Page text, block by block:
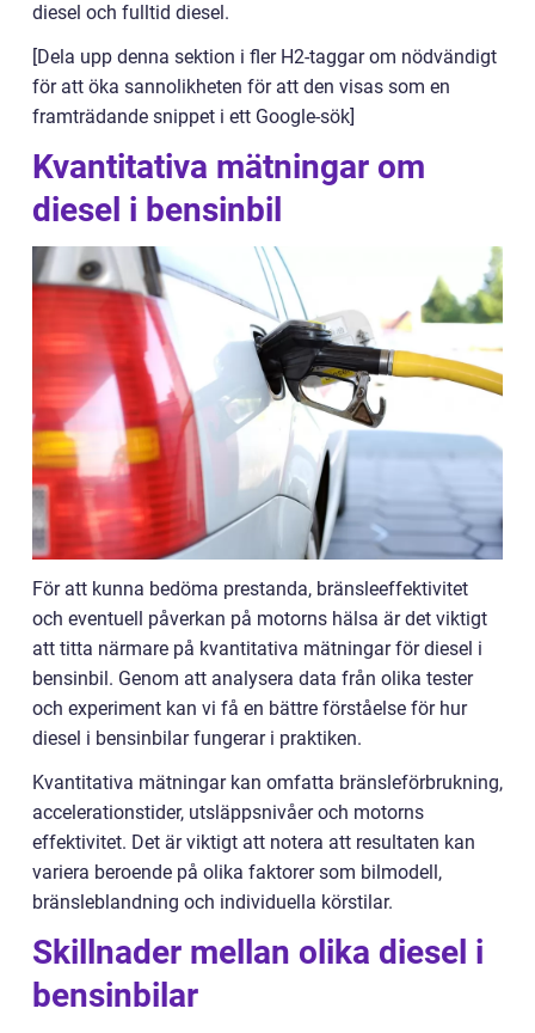
diesel och fulltid diesel.
[Dela upp denna sektion i fler H2-taggar om nödvändigt
för att öka sannolikheten för att den visas som en
framträdande snippet i ett Google-sök]
Kvantitativa mätningar om
diesel i bensinbil
För att kunna bedöma prestanda, bränsleeffektivitet
och eventuell påverkan på motorns hälsa är det viktigt
att titta närmare på kvantitativa mätningar för diesel i
bensinbil. Genom att analysera data från olika tester
och experiment kan vi få en bättre förståelse för hur
diesel i bensinbilar fungerar i praktiken.
Kvantitativa mätningar kan omfatta bränsleförbrukning,
accelerationstider, utsläppsnivåer och motorns
effektivitet. Det är viktigt att notera att resultaten kan
variera beroende på olika faktorer som bilmodell,
bränsleblandning och individuella körstilar.
Skillnader mellan olika diesel i
bensinbilar